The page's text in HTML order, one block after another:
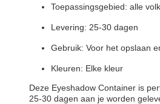
Toepassingsgebied: alle
Levering: 25-30 dagen
Gebruik: Voor het opslaan
Kleuren: Elke kleur
Deze Eyeshadow Container is
25-30 dagen aan je worden